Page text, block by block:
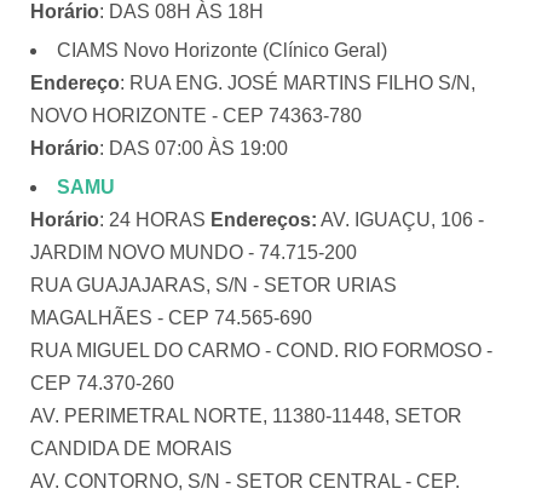
Horário: DAS 08H ÀS 18H
CIAMS Novo Horizonte (Clínico Geral)
Endereço: RUA ENG. JOSÉ MARTINS FILHO S/N,
NOVO HORIZONTE - CEP 74363-780
Horário: DAS 07:00 ÀS 19:00
SAMU
Horário: 24 HORAS Endereços: AV. IGUAÇU, 106 -
JARDIM NOVO MUNDO - 74.715-200
RUA GUAJAJARAS, S/N - SETOR URIAS
MAGALHÃES - CEP 74.565-690
RUA MIGUEL DO CARMO - COND. RIO FORMOSO -
CEP 74.370-260
AV. PERIMETRAL NORTE, 11380-11448, SETOR
CANDIDA DE MORAIS
AV. CONTORNO, S/N - SETOR CENTRAL - CEP.